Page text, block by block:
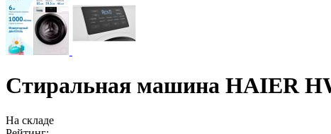
Стиральная машина HAIER
На складе